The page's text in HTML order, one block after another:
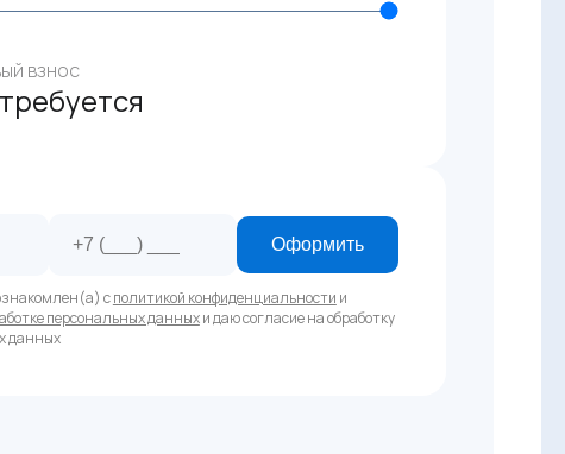
взнос
Оформить
сполитикой конфиденциальности и
персональных данныхи даю согласие на обработку
данных